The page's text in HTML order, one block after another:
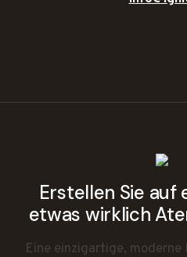
Erstellen Sie auf
etwas wirklich
Eine einzigartige,